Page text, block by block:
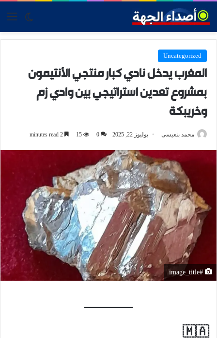
skin
Uncategorized
المغرب يدخل نادي كبار منتجي الأنتيمون
بمشروع تعدين استراتيجي بين وادي زم
وخريبكة
محمد بنعيسى يوليوز 22, 2025 0
15
#image_title
🇲🇦